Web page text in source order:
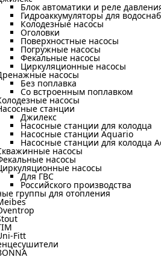
Блок автоматики и реле
Гидроаккумуляторы для
Колодезные насосы
Оголовки
Поверхностные насосы
Погружные насосы
Фекальные насосы
Циркуляционные насосы
насосы
Без поплавка
Со встроенным поплавком
насосы
станции
Джилекс
Насосные станции для колодца
Насосные станции Aquario
Насосные станции для колодца
насосы
насосы
насосы
Для ГВС
Российского производства
группы для отопления
Fitt
Блок автоматики и реле
Гидроаккумуляторы для
Колодезные насосы
Оголовки
Поверхностные насосы
Погружные насосы
Фекальные насосы
Циркуляционные насосы
насосы
Без поплавка
Со встроенным поплавком
насосы
станции
Джилекс
Насосные станции для колодца
Насосные станции Aquario
Насосные станции для колодца
насосы
насосы
насосы
Для ГВС
Российского производства
группы для отопления
Fitt